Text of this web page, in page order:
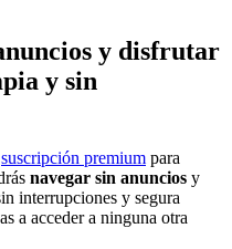
y disfrutar
y sin
suscripción premium para
navegar sin anuncios y
interrupciones y segura
a acceder a ninguna otra